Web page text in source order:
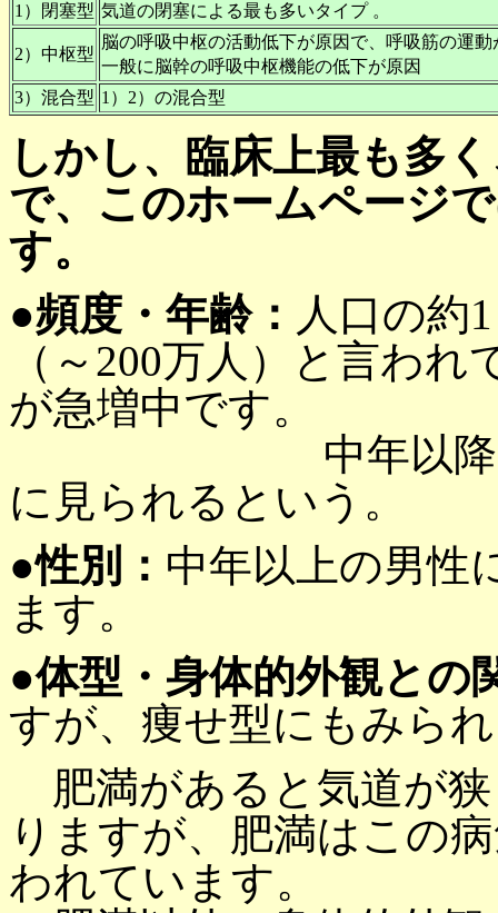
1）閉塞型 気道の閉塞による最も多いタイプ 。
2）中枢型
脳の呼吸中枢の活動低下が原因で、呼吸筋の運
一般に脳幹の呼吸中枢機能の低下が原因
3）混合型 1）2）の混合型
しかし、臨床上最も多
で、このホームページ
す。
●頻度・年齢： 人口の約
（～200万人）と言わ
が急増中です。
中年以降の男性
に見られるという。
●性別： 中年以上の男性
ます。
●体型・身体的外観との
すが、痩せ型にもみら
肥満があると気道が
りますが、肥満はこの
われています。